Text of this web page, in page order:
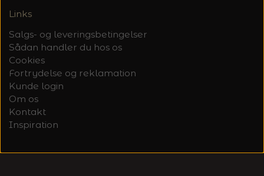
Links
Salgs- og leveringsbetingelser
Sådan handler du hos os
Cookies
Fortrydelse og reklamation
Kunde login
Om os
Kontakt
Inspiration